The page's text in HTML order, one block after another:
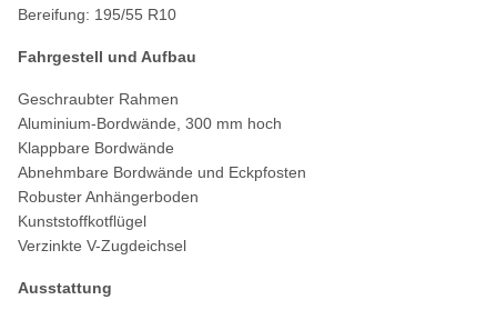
Bereifung: 195/55 R10
Fahrgestell und Aufbau
Geschraubter Rahmen
Aluminium-Bordwände, 300 mm hoch
Klappbare Bordwände
Abnehmbare Bordwände und Eckpfosten
Robuster Anhängerboden
Kunststoffkotflügel
Verzinkte V-Zugdeichsel
Ausstattung